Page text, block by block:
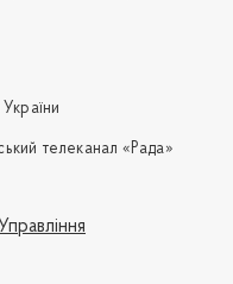
телеканал «Рада»
Управління